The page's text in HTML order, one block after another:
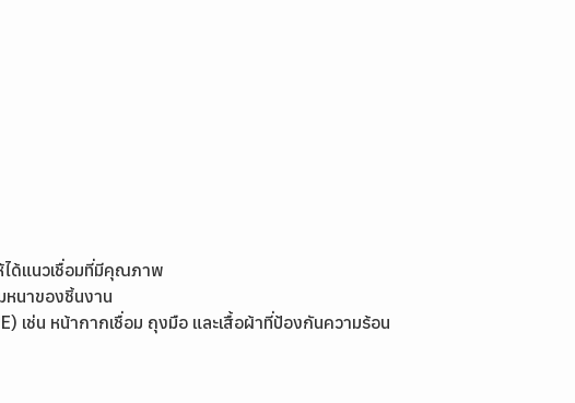
ได้แนวเชื่อมที่มีคุณภาพ
หนาของชิ้นงาน
ช่น หน้ากากเชื่อม ถุงมือ และเสื้อผ้าที่ป้องกันความร้อน